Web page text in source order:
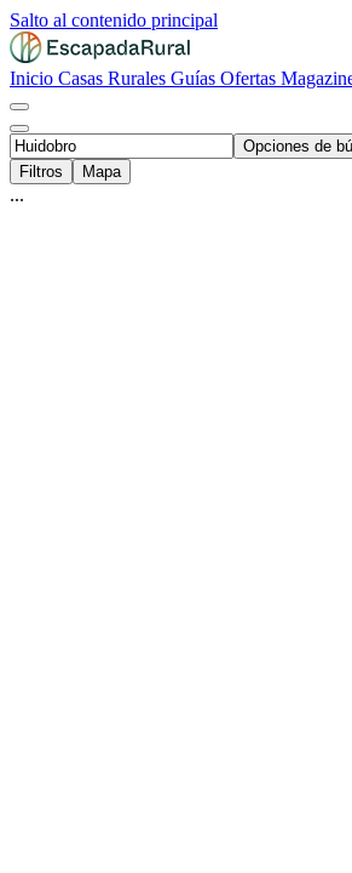
Salto al contenido principal
Inicio Casas Rurales Guías Ofertas
Opciones de
Filtros
Mapa
...